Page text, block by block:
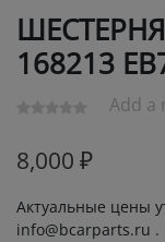
ШЕСТЕРНЯ
168213
Add a
8,000 ₽
Актуальные цены
info@bcarparts.ru .